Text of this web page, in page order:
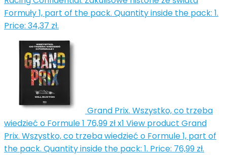
Formuły 1, part of the pack. Quantity inside the pack: 1.
Price: 34,37 zł.
Grand Prix. Wszystko, co trzeba
wiedzieć o Formule 1 76,99 złx1 View product Grand
Prix. Wszystko, co trzeba wiedzieć o Formule 1, part of
the pack. Quantity inside the pack: 1. Price: 76,99 zł.